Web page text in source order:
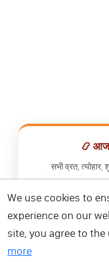
📿 आज
सभी व्रत,
📅
We use cookies to
experience on our
site, you agree to
more